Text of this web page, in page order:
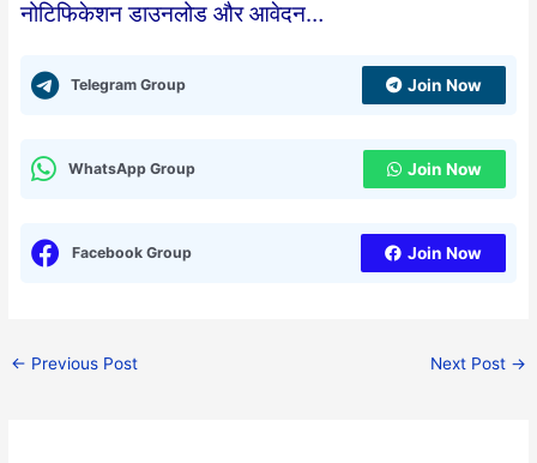
नोटिफिकेशन डाउनलोड और आवेदन…
Telegram Group Join Now
WhatsApp Group Join Now
Facebook Group Join Now
← Previous Post Next Post →